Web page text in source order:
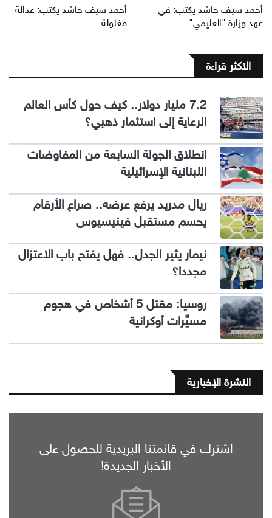
أحمد سيف حاشد يكتب: في
عهد وزارة "العليمي"
أحمد سيف حاشد يكتب: عدالة
مغلولة
الاكثر قراءة
7.2 مليار دولار.. كيف حول كأس العالم
الرعاية إلى استثمار ذهبي؟
انطلاق الجولة السابعة من المفاوضات
اللبنانية الإسرائيلية
ريال مدريد يرفع عرضه.. صراع الأرقام
يحسم مستقبل فينيسيوس
نيمار يثير الجدل.. فهل يفتح باب الاعتزال
مجددا؟
روسيا: مقتل 5 أشخاص في هجوم
مسيَّرات أوكرانية
النشرة الإخبارية
اشترك في قائمتنا البريدية للحصول على
الأخبار الجديدة!